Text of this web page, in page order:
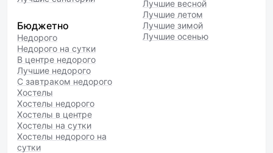
Бюджетно
Недорого
Недорого на сутки
В центре недорого
Лучшие недорого
С завтраком недорого
Хостелы
Хостелы недорого
Хостелы в центре
Хостелы на сутки
Хостелы недорого на
сутки
Лучшие весной
Лучшие летом
Лучшие зимой
Лучшие осенью